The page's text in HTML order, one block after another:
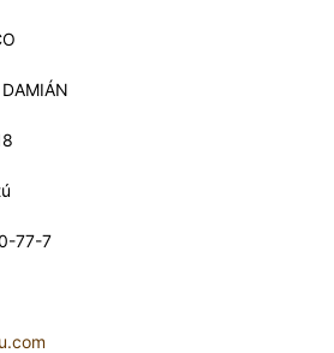
77-7